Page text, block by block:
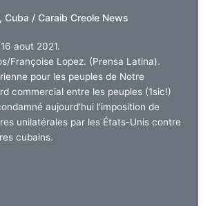
Cuba / Caraib Creole News
aout 2021.
Françoise Lopez. (Prensa Latina).
pour les peuples de Notre
commercial entre les peuples (1sic!)
aujourd’hui l’imposition de
unilatérales par les États-Unis contre
cubains.